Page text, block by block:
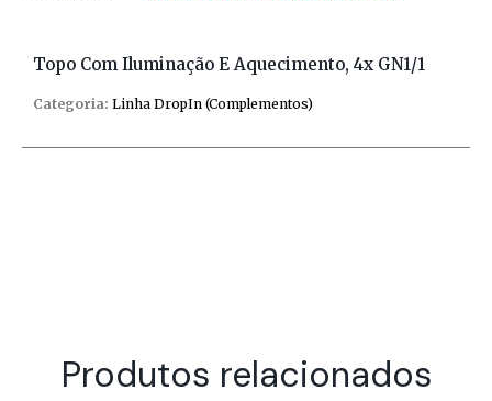
Topo Com Iluminação E Aquecimento, 4x GN1/1
Categoria: Linha DropIn (Complementos)
Produtos relacionados